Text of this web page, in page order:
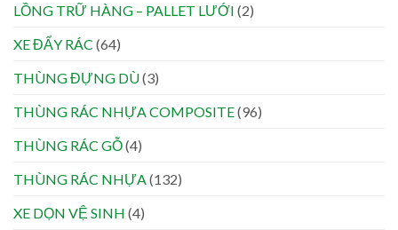
LỒNG TRỮ HÀNG – PALLET LƯỚI (2)
XE ĐẨY RÁC (64)
THÙNG ĐỰNG DÙ(3)
THÙNG RÁC NHỰA COMPOSITE(96)
THÙNG RÁC GỖ(4)
THÙNG RÁC NHỰA (132)
XE DỌN VỆ SINH (4)